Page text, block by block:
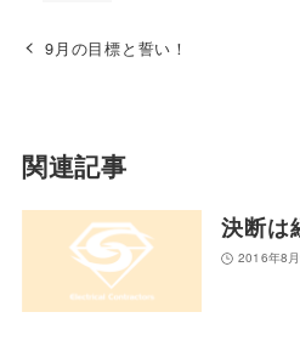
9月の目標と誓い！
関連記事
決断は
2016年8